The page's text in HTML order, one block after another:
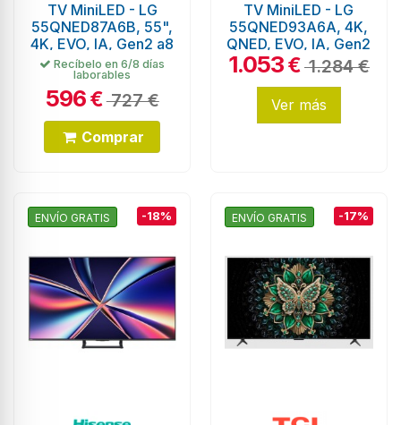
TV MiniLED - LG
55QNED87A6B, 55",
4K, EVO, IA, Gen2 a8
Recíbelo en 6/8 días
laborables
596€727 €
Comprar
TV MiniLED - LG
55QNED93A6A, 4K,
QNED, EVO, IA, Gen2
a8
1.053€1.284 €
Ver más
ENVÍO GRATIS -18% ENVÍO GRATIS -17%